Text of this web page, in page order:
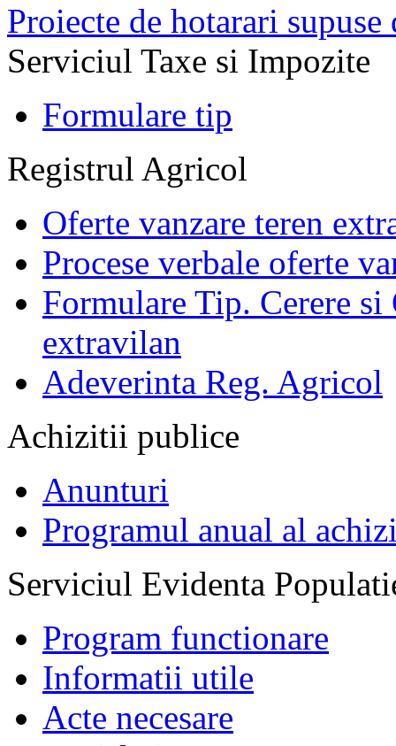
Proiecte de hotarari
Serviciul Taxe si Impozite
Formulare tip
Registrul Agricol
Oferte vanzare teren
Procese verbale oferte
Formulare Tip. Cerere si
extravilan
Adeverinta Reg. Agricol
Achizitii publice
Anunturi
Programul anual al
Serviciul Evidenta
Program functionare
Informatii utile
Acte necesare